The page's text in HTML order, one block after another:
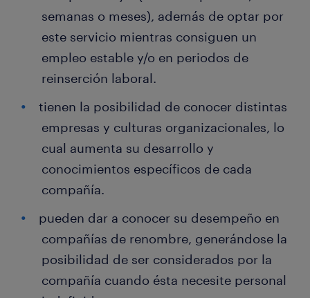
semanas o meses), además de optar por
este servicio mientras consiguen un
empleo estable y/o en periodos de
reinserción laboral.
tienen la posibilidad de conocer distintas
empresas y culturas organizacionales, lo
cual aumenta su desarrollo y
conocimientos específicos de cada
compañía.
pueden dar a conocer su desempeño en
compañías de renombre, generándose la
posibilidad de ser considerados por la
compañía cuando ésta necesite personal